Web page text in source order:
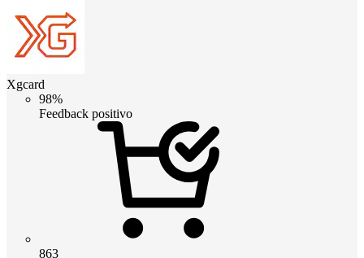
Xgcard
98%
Feedback positivo
863